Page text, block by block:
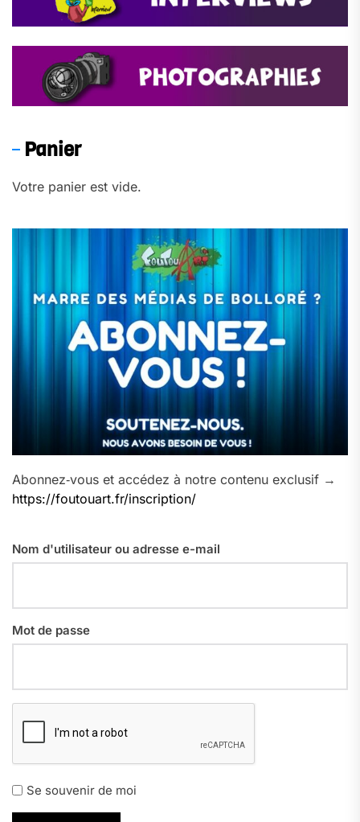
Panier
Votre panier est vide.
Abonnez‑vous et accédez à notre contenu exclusif →
https://foutouart.fr/inscription/
Nom d'utilisateur ou adresse e-mail
Mot de passe
Se souvenir de moi